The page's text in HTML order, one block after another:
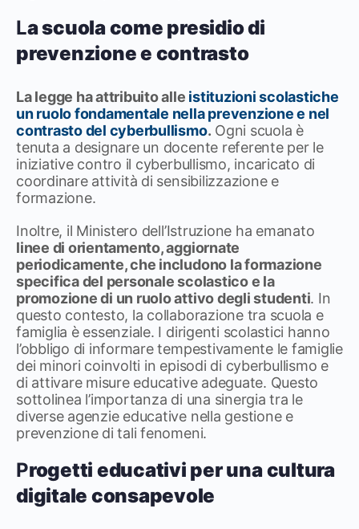
La scuola come presidio di
prevenzione e contrasto
La legge ha attribuito alle istituzioni scolastiche
un ruolo fondamentale nella prevenzione e nel
contrasto del cyberbullismo. Ogni scuola è
tenuta a designare un docente referente per le
iniziative contro il cyberbullismo, incaricato di
coordinare attività di sensibilizzazione e
formazione.
Inoltre, il Ministero dell’Istruzione ha emanato
linee di orientamento, aggiornate
periodicamente, che includono la formazione
specifica del personale scolastico e la
promozione di un ruolo attivo degli studenti. ​In
questo contesto, la collaborazione tra scuola e
famiglia è essenziale. I dirigenti scolastici hanno
l’obbligo di informare tempestivamente le famiglie
dei minori coinvolti in episodi di cyberbullismo e
di attivare misure educative adeguate. Questo
sottolinea l’importanza di una sinergia tra le
diverse agenzie educative nella gestione e
prevenzione di tali fenomeni. ​
Progetti educativi per una cultura
digitale consapevole